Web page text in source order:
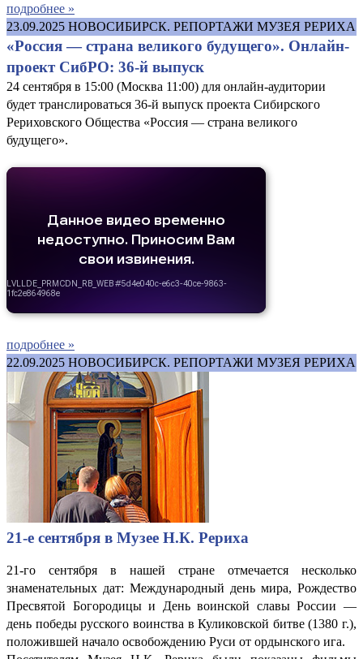
подробнее »
23.09.2025 НОВОСИБИРСК. РЕПОРТАЖИ МУЗЕЯ РЕРИХА
«Россия — страна великого будущего». Онлайн-
проект СибРО: 36-й выпуск
24 сентября в 15:00 (Москва 11:00) для онлайн-аудитории
будет транслироваться 36-й выпуск проекта Сибирского
Рериховского Общества «Россия — страна великого
будущего».
подробнее »
22.09.2025 НОВОСИБИРСК. РЕПОРТАЖИ МУЗЕЯ РЕРИХА
21-е сентября в Музее Н.К. Рериха
21-го сентября в нашей стране отмечается несколько
знаменательных дат: Международный день мира, Рождество
Пресвятой Богородицы и День воинской славы России —
день победы русского воинства в Куликовской битве (1380 г.),
положившей начало освобождению Руси от ордынского ига.